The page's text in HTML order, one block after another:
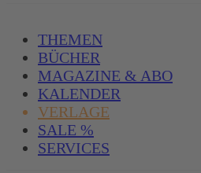
THEMEN
BÜCHER
MAGAZINE & ABO
KALENDER
VERLAGE
SALE %
SERVICES